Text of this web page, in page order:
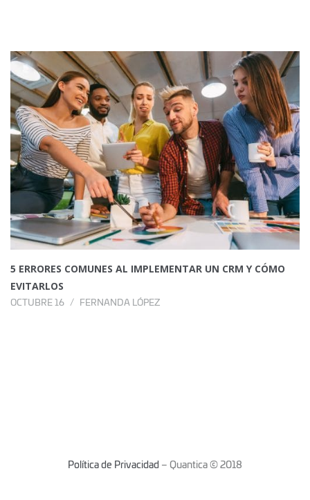
5 ERRORES COMUNES AL IMPLEMENTAR UN CRM Y CÓMO
EVITARLOS
OCTUBRE 16 FERNANDA LÓPEZ
Política de Privacidad – Quantica © 2018